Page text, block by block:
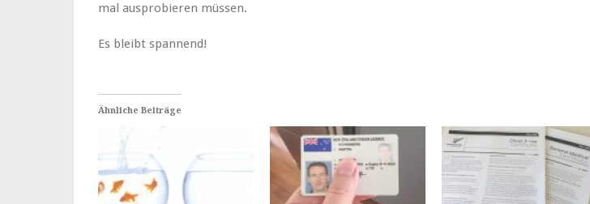
mal ausprobieren müssen.
Es bleibt spannend!
Ähnliche Beiträge